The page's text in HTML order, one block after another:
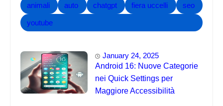
animali auto chatgpt fiera uccelli seo
youtube
January 24, 2025
Android 16: Nuove Categorie
nei Quick Settings per
Maggiore Accessibilità